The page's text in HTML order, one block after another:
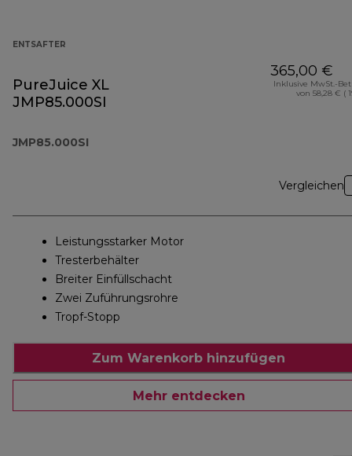
ENTSAFTER
PureJuice XL
JMP85.000SI
JMP85.000SI
365,00 €
Inklusive MwSt.-
von 58,28 € (
Vergleichen
Leistungsstarker Motor
Tresterbehälter
Breiter Einfüllschacht
Zwei Zuführungsrohre
Tropf-Stopp
Zum Warenkorb hinzufügen
Mehr entdecken